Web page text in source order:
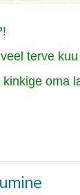
terve
kinkige oma